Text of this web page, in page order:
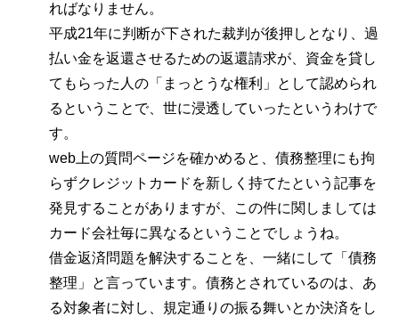
ればなりません。
平成21年に判断が下された裁判が後押しとなり、過
払い金を返還させるための返還請求が、資金を貸し
てもらった人の「まっとうな権利」として認められ
るということで、世に浸透していったというわけで
す。
web上の質問ページを確かめると、債務整理にも拘
らずクレジットカードを新しく持てたという記事を
発見することがありますが、この件に関しましては
カード会社毎に異なるということでしょうね。
借金返済問題を解決することを、一緒にして「債務
整理」と言っています。債務とされているのは、あ
る対象者に対し、規定通りの振る舞いとか決済をし